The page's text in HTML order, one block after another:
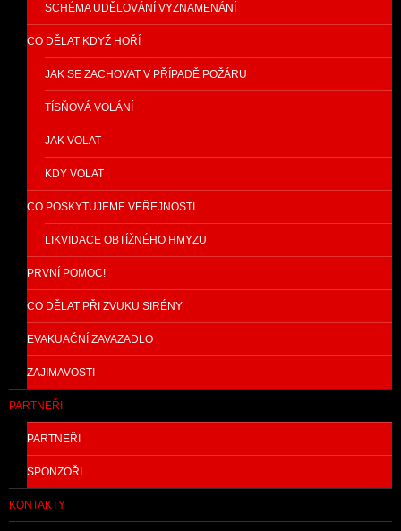
SCHÉMA UDĚLOVÁNÍ VYZNAMENÁNÍ
CO DĚLAT KDYŽ HOŘÍ
JAK SE ZACHOVAT V PŘÍPADĚ POŽÁRU
TÍSŇOVÁ VOLÁNÍ
JAK VOLAT
KDY VOLAT
CO POSKYTUJEME VEŘEJNOSTI
LIKVIDACE OBTÍŽNÉHO HMYZU
PRVNÍ POMOC!
CO DĚLAT PŘI ZVUKU SIRÉNY
EVAKUAČNÍ ZAVAZADLO
ZAJIMAVOSTI
PARTNEŘI
PARTNEŘI
SPONZOŘI
KONTAKTY